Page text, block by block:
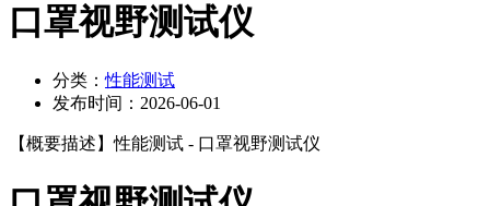
口罩视野测试仪
分类：性能测试
发布时间： 2026-06-01
【概要描述】性能测试 - 口罩视野测试仪